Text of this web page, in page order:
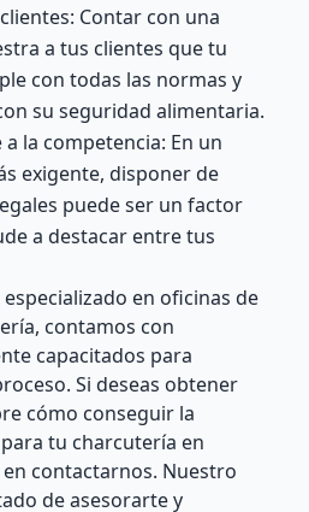
Contar con una
a tus clientes que tu
con todas las normas y
su seguridad alimentaria.
la competencia: En un
exigente, disponer de
puede ser un factor
a destacar entre tus
en oficinas de
contamos con
capacitados para
Si deseas obtener
cómo conseguir la
tu charcutería en
contactarnos. Nuestro
de asesorarte y